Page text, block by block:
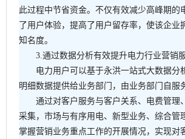
此过程中节省资金。不仅有效减少高峰期的
了用户体验，提高了用户留存率，使该企业
知名度。
3.通过数据分析有效提升电力行业营销
电力用户可以基于永洪一站式大数据分
明细数据提供给业务部门，由业务部门自服
通过对客户服务与客户关系、电费管理
采集，市场与有序用电、新型业务、综合管
掌握营销业务重点工作的开展情况，实现对